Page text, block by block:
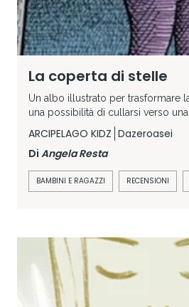
La coperta di stelle
Un albo illustrato per trasformare
una possibilità di cullarsi verso
ARCIPELAGO KIDZ Dazeroasei
Di Angela Resta
BAMBINI E RAGAZZI RECENSIONI